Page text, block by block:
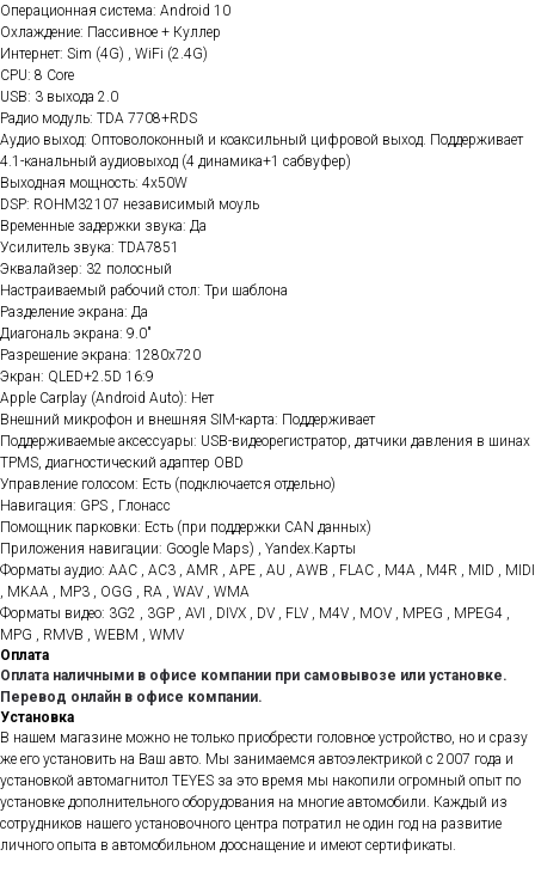
Операционная система: Android 10
Охлаждение: Пассивное + Куллер
Интернет: Sim (4G) , WiFi (2.4G)
CPU: 8 Core
USB: 3 выхода 2.0
Радио модуль: TDA 7708+RDS
Аудио выход: Оптоволоконный и коаксильный цифровой выход. Поддерживает
4.1-канальный аудиовыход (4 динамика+1 сабвуфер)
Выходная мощность: 4x50W
DSP: ROHM32107 независимый моуль
Временные задержки звука: Да
Усилитель звука: TDA7851
Эквалайзер: 32 полосный
Настраиваемый рабочий стол: Три шаблона
Разделение экрана: Да
Диагональ экрана: 9.0"
Разрешение экрана: 1280x720
Экран: QLED+2.5D 16:9
Apple Carplay (Android Auto): Нет
Внешний микрофон и внешняя SIM-карта: Поддерживает
Поддерживаемые аксессуары: USB-видеорегистратор, датчики давления в шинах
TPMS, диагностический адаптер OBD
Управление голосом: Есть (подключается отдельно)
Навигация: GPS , Глонасс
Помощник парковки: Есть (при поддержки CAN данных)
Приложения навигации: Google Maps) , Yandex.Карты
Форматы аудио: AAC , AC3 , AMR , APE , AU , AWB , FLAC , M4A , M4R , MID , MIDI
, MKAA , MP3 , OGG , RA , WAV , WMA
Форматы видео: 3G2 , 3GP , AVI , DIVX , DV , FLV , M4V , MOV , MPEG , MPEG4 ,
MPG , RMVB , WEBM , WMV
Оплата
Оплата наличными в офисе компании при самовывозе или установке.
Перевод онлайн в офисе компании.
Установка
В нашем магазине можно не только приобрести головное устройство, но и сразу
же его установить на Ваш авто. Мы занимаемся автоэлектрикой с 2007 года и
установкой автомагнитол TEYES за это время мы накопили огромный опыт по
установке дополнительного оборудования на многие автомобили. Каждый из
сотрудников нашего установочного центра потратил не один год на развитие
личного опыта в автомобильном дооснащение и имеют сертификаты.